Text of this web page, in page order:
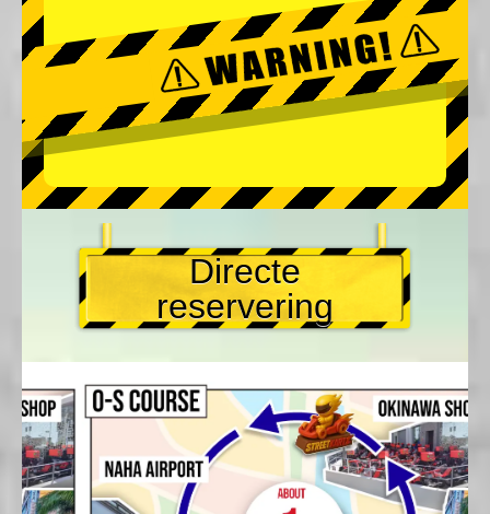
Directe
reservering